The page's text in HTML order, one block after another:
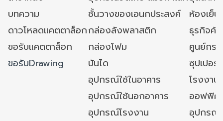
บทความ
ชั้นวางของเอนกประสงค์
ห้องเย็
ดาวโหลดแคตตาล็อกกล่องลังพลาสติก
ธุรกิจค้
ขอรับแคตตาล็อก
กล่องโฟม
ศูนย์กร
ขอรับDrawing
บันได
ซุปเปอ
อุปกรณ์ใช้ในอาคาร
โรงงา
อุปกรณ์ใช้นอกอาคาร
ออฟฟิศ/
อุปกรณ์โรงงาน
อุปกรณ์